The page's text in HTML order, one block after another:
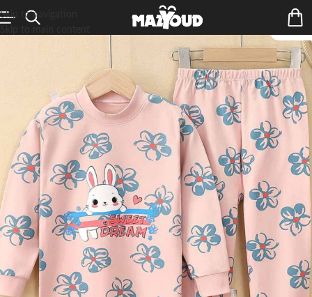
Skip to navigation